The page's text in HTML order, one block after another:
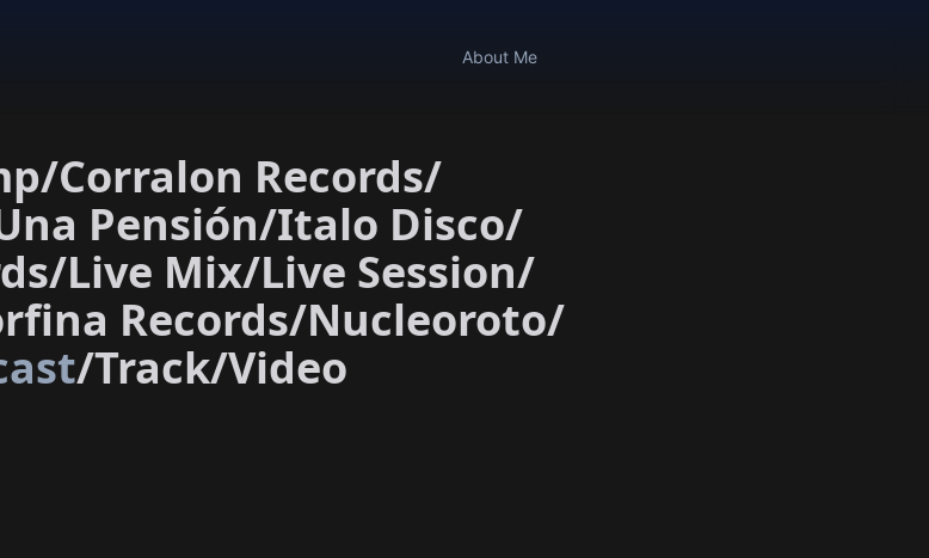
About Me
/Corralon Records/
Pensión/Italo Disco/
/Live Mix/Live Session/
Records/Nucleoroto/
/Track/Video